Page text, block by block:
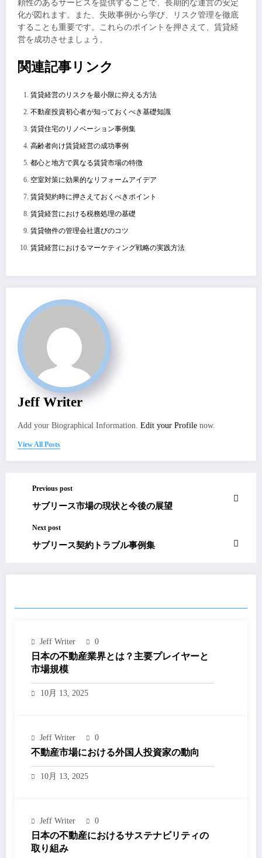
頼性のあるサービスを提供することで、長期的な運営の安定
化が図れます。また、失敗事例から学び、リスク管理を徹底
することも重要です。これらのポイントを押さえて、賃貸経
営を成功させましょう。
関連記事リンク
賃貸経営のリスクを最小限に抑える方法
不動産投資初心者が知っておくべき基礎知識
賃貸住宅のリノベーション事例集
高齢者向け賃貸経営の成功事例
都心と地方で異なる賃貸市場の特徴
空室対策に効果的なリフォームアイデア
賃貸契約時に押さえておくべきポイント
賃貸経営における税務処理の基礎
賃貸物件の管理会社選びのコツ
賃貸経営におけるマーケティング戦略の実践方法
Jeff Writer
Add your Biographical Information. Edit your Profile now.
View All Posts
Previous post
サブリース市場の現状と今後の展望
Next post
サブリース契約トラブル事例集
Jeff Writer 0
日本の不動産業界とは？主要プレイヤーと
市場規模
10月 13, 2025
Jeff Writer 0
不動産市場における外国人投資家の動向
10月 13, 2025
Jeff Writer 0
日本の不動産におけるサステナビリティの
取り組み